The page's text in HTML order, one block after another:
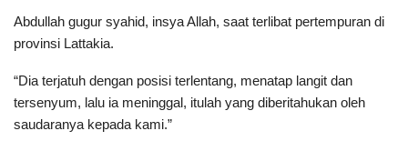
Abdullah gugur syahid, insya Allah, saat terlibat pertempuran di
provinsi Lattakia.
“Dia terjatuh dengan posisi terlentang, menatap langit dan
tersenyum, lalu ia meninggal, itulah yang diberitahukan oleh
saudaranya kepada kami.”